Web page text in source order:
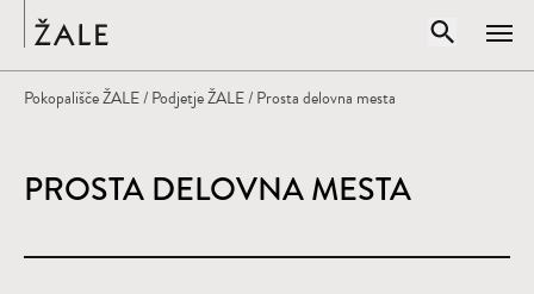
Odpri
Pokopališče ŽALE/Podjetje ŽALE/ Prosta delovna mesta
PROSTA DELOVNA MESTA